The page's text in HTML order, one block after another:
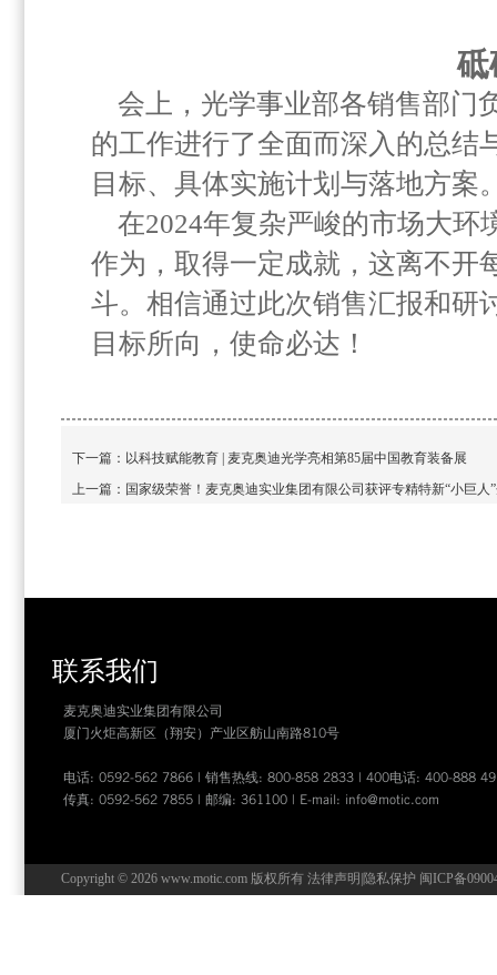
砥
会上，光学事业部各销售部门
的工作进行了全面而深入的总结
目标、具体实施计划与落地方案
在2024年复杂严峻的市场大
作为，取得一定成就，这离不开
斗。相信通过此次销售汇报和研
目标所向，使命必达！
下一篇： 以科技赋能教育 | 麦克奥迪光学亮相第85届中国教育装备展
上一篇： 国家级荣誉！麦克奥迪实业集团有限公司获评专精特新“小巨人
联系我们
麦克奥迪实业集团有限公司
厦门火炬高新区（翔安）产业区舫山南路810号
电话: 0592-562 7866 | 销售热线: 800-858 2833 | 400电话: 400-888
传真: 0592-562 7855 | 邮编: 361100 | E-mail: info@motic.com
Copyright © 2026 www.motic.com 版权所有 法律声明 隐私保护 闽ICP备